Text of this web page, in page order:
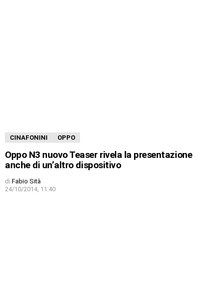
CINAFONINI OPPO
Oppo N3 nuovo Teaser rivela la presentazione
anche di un’altro dispositivo
di Fabio Sità
24/10/2014, 11:40